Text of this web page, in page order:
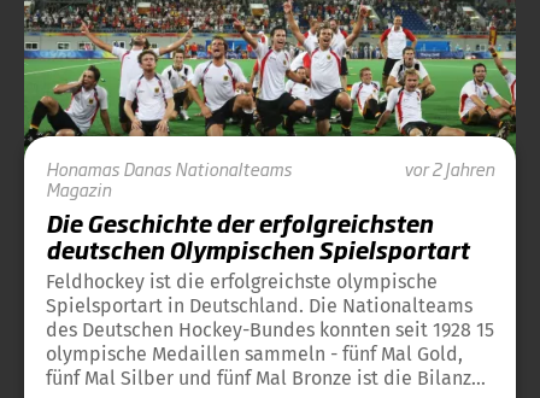
HonamasDanasNationalteams
Magazin
vor 2 Jahren
Die Geschichte der erfolgreichsten
deutschen Olympischen Spielsportart
Feldhockey ist die erfolgreichste olympische
Spielsportart in Deutschland. Die Nationalteams
des Deutschen Hockey-Bundes konnten seit 1928 15
olympische Medaillen sammeln - fünf Mal Gold,
fünf Mal Silber und fünf Mal Bronze ist die Bilanz